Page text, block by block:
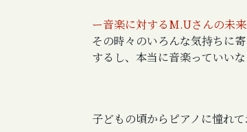
ー音楽に対するM.Uさんの未
その時々のいろんな気持ちに
するし、本当に音楽っていい
子どもの頃からピアノに憧れ